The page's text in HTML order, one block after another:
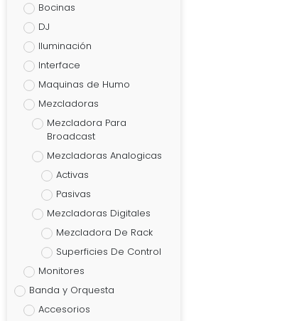
Bocinas
DJ
Iluminación
Interface
Maquinas de Humo
Mezcladoras
Mezcladora Para
Broadcast
Mezcladoras Analogicas
Activas
Pasivas
Mezcladoras Digitales
Mezcladora De Rack
Superficies De Control
Monitores
Banda y Orquesta
Accesorios